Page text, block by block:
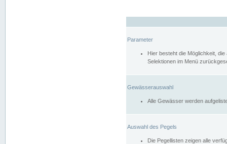
Parameter
Hier besteht die Möglichkeit,
Selektionen im Menü
Gewässerauswahl
Alle Gewässer werden
Auswahl des Pegels
Die Pegellisten zeigen alle